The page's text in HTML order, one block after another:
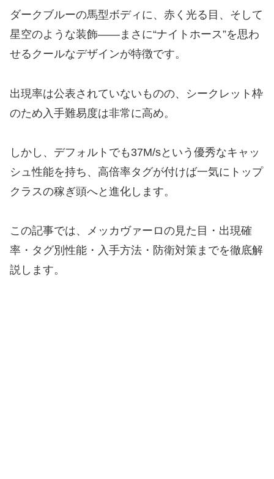
ダークブルーの馬型ボディに、赤く光る目、そして
星空のような装飾――まさに“ナイトホース”を思わ
せるクールなデザインが特徴です。
出現率は公表されていないものの、シークレット枠
のため入手難易度は非常に高め。
しかし、デフォルトでも37M/sという優秀なキャッ
シュ性能を持ち、高倍率タグが付けば一気にトップ
クラスの稼ぎ頭へと進化します。
この記事では、メッカヴァーロの見た目・出現確
率・タグ別性能・入手方法・防衛対策までを徹底解
説します。